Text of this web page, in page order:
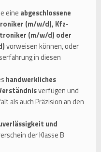
eine abgeschlossene
(m/w/d), Kfz-
(m/w/d) oder
vorweisen können, oder
in diesen
handwerkliches
verfügen und
als auch Präzision an den
und
der Klasse B